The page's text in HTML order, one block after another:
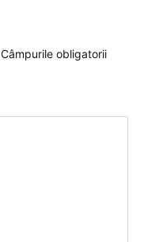
Câmpurile obligatorii